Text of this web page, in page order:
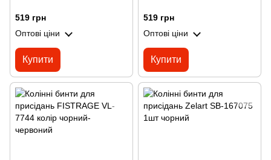
519 грн
Оптові ціни
Купити
519 грн
Оптові ціни
Купити